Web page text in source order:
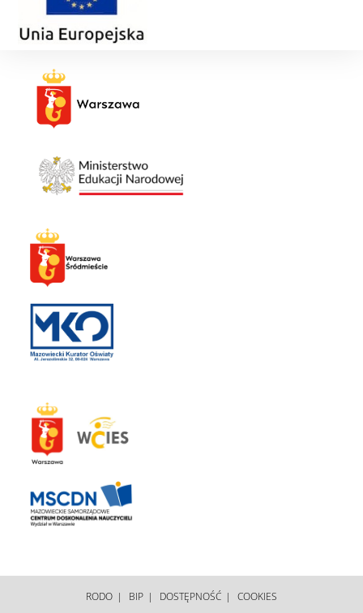
RODO BIP DOSTĘPNOŚĆ COOKIES